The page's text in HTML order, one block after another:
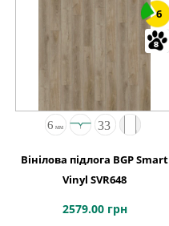
6
Вінілова підлога BGP Smart
Vinyl SVR648
2579.00 грн